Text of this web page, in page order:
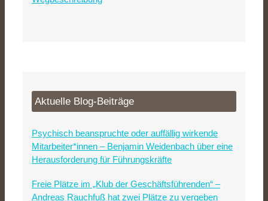
Aktuelle Blog-Beiträge
Psychisch beanspruchte oder auffällig wirkende
Mitarbeiter*innen – Benjamin Weidenbach über eine
Herausforderung für Führungskräfte
Freie Plätze im „Klub der Geschäftsführenden“ –
Andreas Rauchfuß hat zwei Plätze zu vergeben